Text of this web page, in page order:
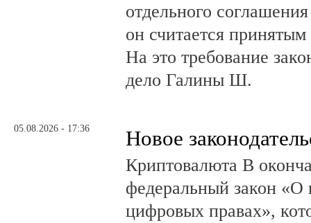
отдельного
он считается
На это требование
дело Галины Ш.
05.08.2026 - 17:36 Новое
Криптовалюта В
федеральный закон «О
цифровых правах»,